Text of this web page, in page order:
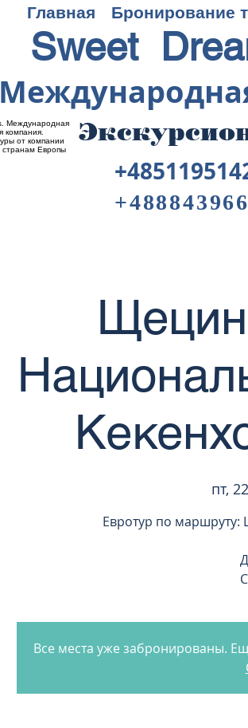
Главная Бронирование
Sweet
пт,
Евротур по
Все места уже забронированы.